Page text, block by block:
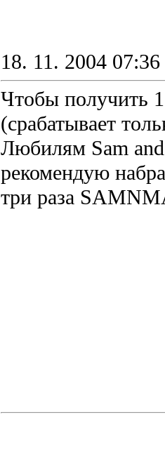
18. 11. 2004 07:36
Чтобы получить
(срабатывает
Любилям Sam
рекомендую
три раза